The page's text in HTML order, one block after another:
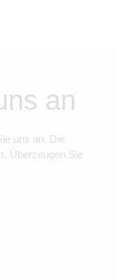
an
uns an. Die
Überzeugen Sie